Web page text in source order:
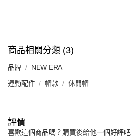
商品相關分類 (3)
品牌 NEW ERA
運動配件 帽款 休閒帽
評價
喜歡這個商品嗎？購買後給他一個好評吧